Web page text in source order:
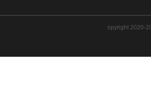
opyright 2020-